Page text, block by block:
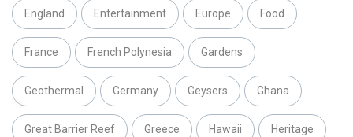
England Entertainment Europe Food
France French Polynesia Gardens
Geothermal Germany Geysers Ghana
Great Barrier Reef Greece Hawaii Heritage